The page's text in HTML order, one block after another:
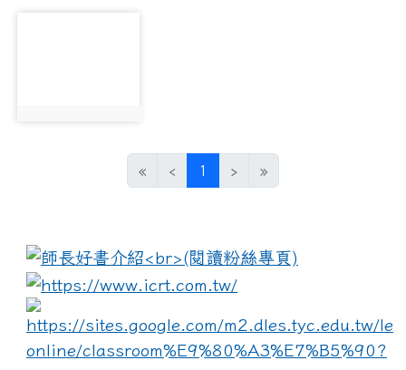
« ‹ 1 (current)
› »
link to https://